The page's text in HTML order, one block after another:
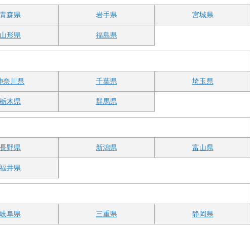
青森県 岩手県 宮城県
山形県 福島県
奈川県 千葉県 埼玉県
栃木県 群馬県
長野県 新潟県 富山県
福井県
岐阜県 三重県 静岡県